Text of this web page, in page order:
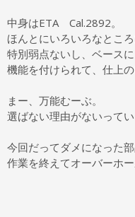
中身はETA Cal.2892。
ほんとにいろいろなとこ
特別弱点ないし、ベース
機能を付けられて、仕上
まー、万能むーぶ。
選ばない理由がないってい
今回だってダメになった
作業を終えてオーバーホ